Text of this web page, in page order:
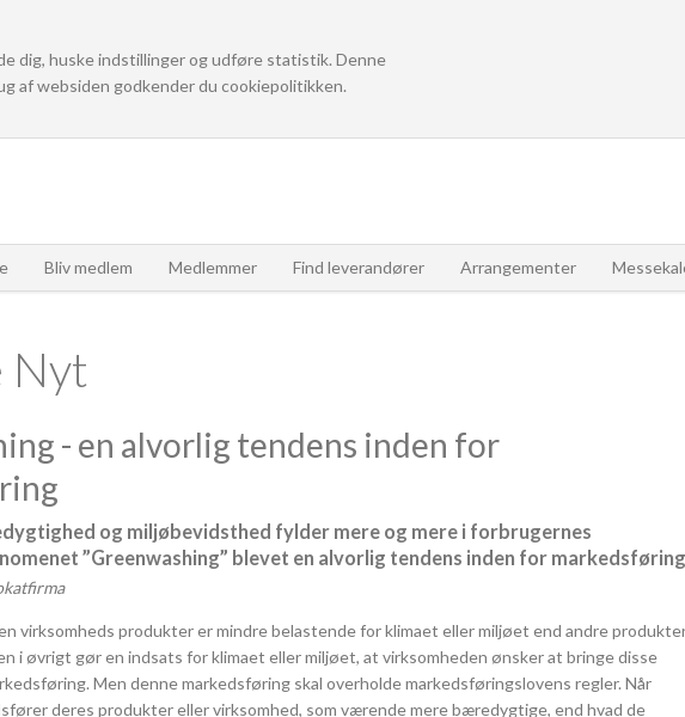
dig, huske indstillinger og udføre statistik. Denne
af websiden godkender du cookiepolitikken.
Bliv medlem Medlemmer Find leverandører Arrangementer
Nyt
- en alvorlig tendens inden for
og miljøbevidsthed fylder mere og mere i forbrugernes
”Greenwashing” blevet en alvorlig tendens inden for
virksomheds produkter er mindre belastende for klimaet eller miljøet end andre
i øvrigt gør en indsats for klimaet eller miljøet, at virksomheden ønsker at bringe disse
Men denne markedsføring skal overholde markedsføringslovens regler. Når
deres produkter eller virksomhed, som værende mere bæredygtige, end hvad de